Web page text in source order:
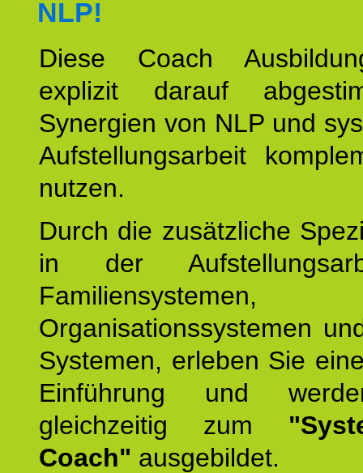
NLP!
Diese Coach
explizit darauf
Synergien von NLP und
Aufstellungsarbeit
nutzen.
Durch die zusätzliche
in der
Familiensystemen,
Organisationssystemen
Systemen, erleben Sie
Einführung und
gleichzeitig zum
Coach" ausgebildet.